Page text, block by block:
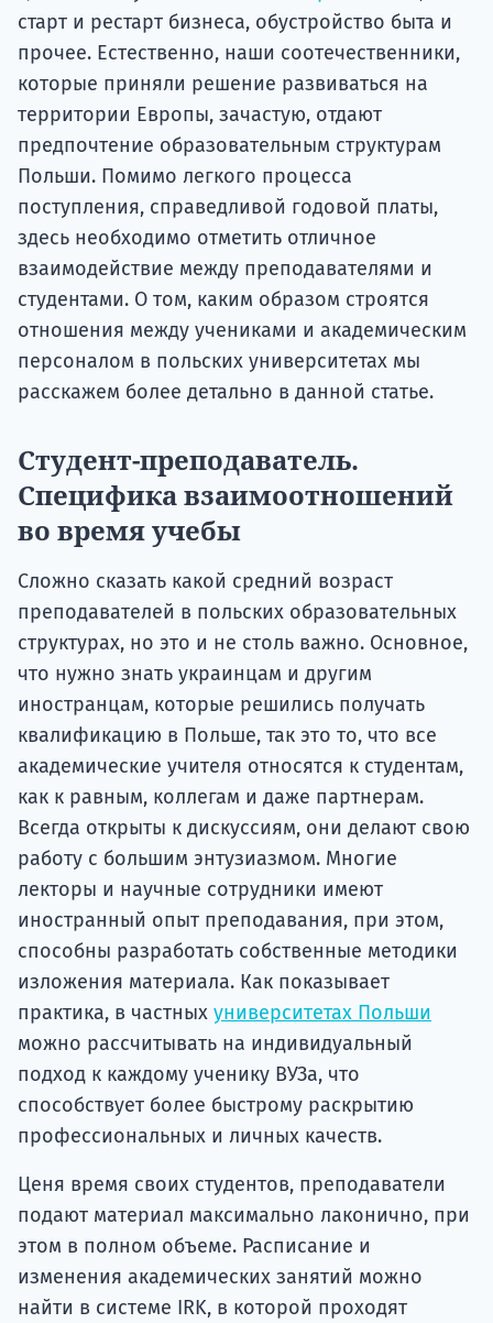
старт и рестарт бизнеса, обустройство быта и
прочее. Естественно, наши соотечественники,
которые приняли решение развиваться на
территории Европы, зачастую, отдают
предпочтение образовательным структурам
Польши. Помимо легкого процесса
поступления, справедливой годовой платы,
здесь необходимо отметить отличное
взаимодействие между преподавателями и
студентами. О том, каким образом строятся
отношения между учениками и академическим
персоналом в польских университетах мы
расскажем более детально в данной статье.
Студент-преподаватель.
Специфика взаимоотношений
во время учебы
Сложно сказать какой средний возраст
преподавателей в польских образовательных
структурах, но это и не столь важно. Основное,
что нужно знать украинцам и другим
иностранцам, которые решились получать
квалификацию в Польше, так это то, что все
академические учителя относятся к студентам,
как к равным, коллегам и даже партнерам.
Всегда открыты к дискуссиям, они делают свою
работу с большим энтузиазмом. Многие
лекторы и научные сотрудники имеют
иностранный опыт преподавания, при этом,
способны разработать собственные методики
изложения материала. Как показывает
практика, в частных университетах Польши
можно рассчитывать на индивидуальный
подход к каждому ученику ВУЗа, что
способствует более быстрому раскрытию
профессиональных и личных качеств.
Ценя время своих студентов, преподаватели
подают материал максимально лаконично, при
этом в полном объеме. Расписание и
изменения академических занятий можно
найти в системе IRK, в которой проходят